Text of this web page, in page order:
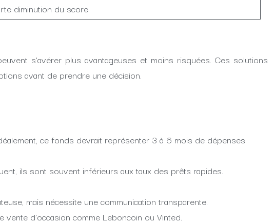
diminution du score
s’avérer plus avantageuses et moins risquées. Ces solutions
avant de prendre une décision.
ce fonds devrait représenter 3 à 6 mois de dépenses
ils sont souvent inférieurs aux taux des prêts rapides.
mais nécessite une communication transparente.
d’occasion comme Leboncoin ou Vinted.